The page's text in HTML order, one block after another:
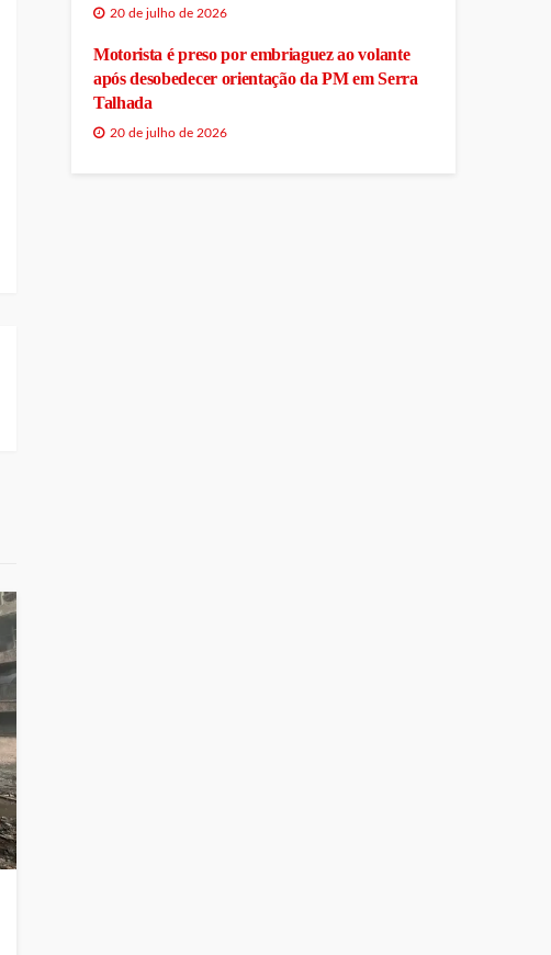
20 de julho de 2026
Motorista é preso por embriaguez ao volante
após desobedecer orientação da PM em Serra
Talhada
20 de julho de 2026